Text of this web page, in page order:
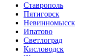
Ставрополь
Пятигорск
Невинномысск
Ипатово
Светлоград
Кисловодск